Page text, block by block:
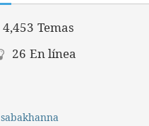
4,453 Temas
26 En línea
sabakhanna